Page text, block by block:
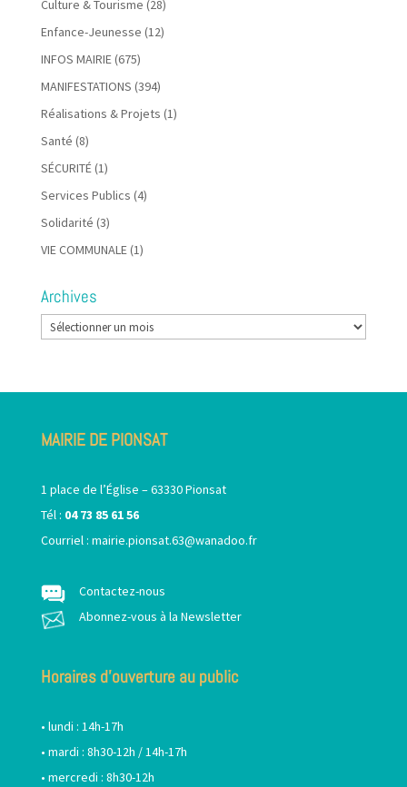
Culture & Tourisme (28)
Enfance-Jeunesse (12)
INFOS MAIRIE(675)
MANIFESTATIONS (394)
Réalisations & Projets (1)
Santé (8)
SÉCURITÉ(1)
Services Publics (4)
Solidarité (3)
VIE COMMUNALE(1)
Archives
Archives
MAIRIE DE PIONSAT
1 place de l’Église – 63330 Pionsat
Tél : 04 73 85 61 56
Courriel : mairie.pionsat.63@wanadoo.fr
Contactez-nous
Abonnez-vous à la Newsletter
Horaires d’ouverture au public
• lundi : 14h-17h
• mardi : 8h30-12h / 14h-17h
• mercredi : 8h30-12h